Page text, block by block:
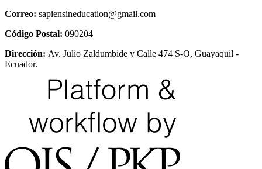
Correo: sapiensineducation@gmail.com
Código Postal: 090204
Dirección: Av. Julio Zaldumbide y Calle 474 S-O, Guayaquil -
Ecuador.